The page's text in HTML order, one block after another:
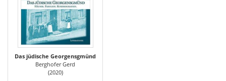
Das jüdische Georgensgmünd
Berghofer Gerd
(2020)